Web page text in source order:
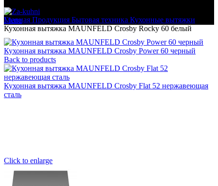
Menu
Главная Продукция Бытовая техника Кухонные вытяжки
Кухонная вытяжка MAUNFELD Crosby Rocky 60 белый
Кухонная вытяжка MAUNFELD Crosby Power 60 черный
Back to products
Кухонная вытяжка MAUNFELD Crosby Flat 52 нержавеющая
сталь
Click to enlarge